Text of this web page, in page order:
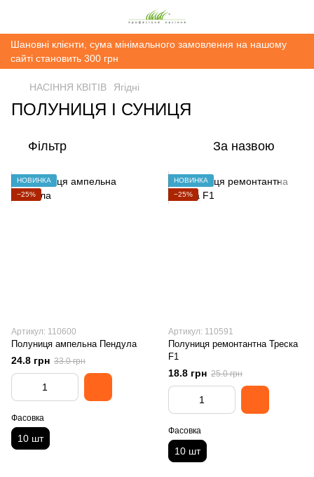
Шановні клієнти, сума мінімального замовлення на нашому
сайті становить 300 грн
НАСІННЯ КВІТІВ Ягідні
ПОЛУНИЦЯ І СУНИЦЯ
Фільтр За назвою
НОВИНКА
−25%
Артикул: 110600
Полуниця ампельна Пендула
24.8 грн 33.0 грн
Фасовка
10 шт
НОВИНКА
−25%
Артикул: 110591
Полуниця ремонтантна Треска
F1
18.8 грн 25.0 грн
Фасовка
10 шт